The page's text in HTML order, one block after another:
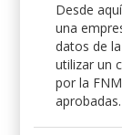
Desde
una
datos de
utilizar un
por la
aprobadas.